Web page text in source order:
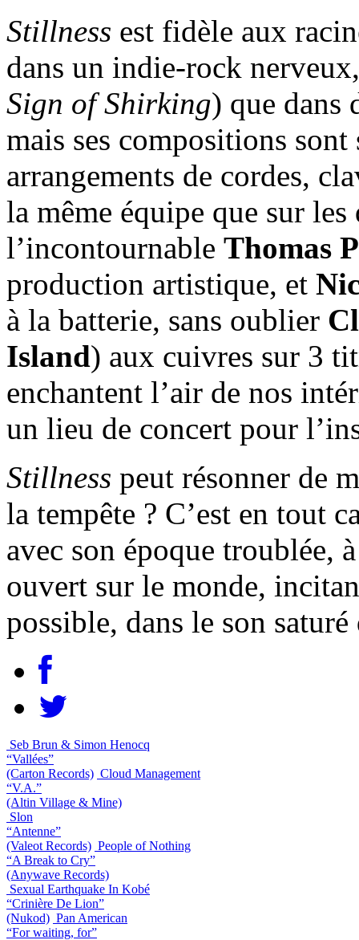
Stillness est fidèle aux
dans un indie-rock
Sign of Shirking) que dans
mais ses compositions
arrangements de cordes,
la même équipe que sur
l’incontournable Thomas
production artistique, et
à la batterie, sans oublier
Island) aux cuivres sur 3
enchantent l’air de nos
un lieu de concert pour
Stillness peut résonner de
la tempête ? C’est en tout
avec son époque troublée,
ouvert sur le monde,
possible, dans le son
Seb Brun & Simon Henocq
“Vallées”
(Carton Records) Cloud Management
“V.A.”
(Altin Village & Mine)
Slon
“Antenne”
(Valeot Records) People of Nothing
“A Break to Cry”
(Anywave Records)
Sexual Earthquake In Kobé
“Crinière De Lion”
(Nukod) Pan American
“For waiting, for”